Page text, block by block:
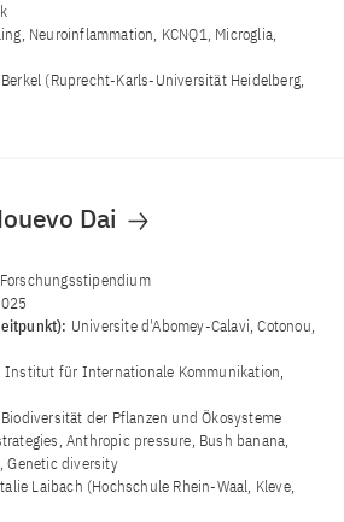
Neuroinflammation, KCNQ1, Microglia,
Berkel (Ruprecht-Karls-Universität Heidelberg,
Dai
Universite d'Abomey-Calavi, Cotonou,
Institut für Internationale Kommunikation,
der Pflanzen und Ökosysteme
Anthropic pressure, Bush banana,
Genetic diversity
Laibach (Hochschule Rhein-Waal, Kleve,